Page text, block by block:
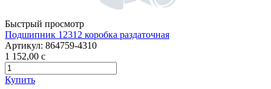
Быстрый просмотр
Подшипник 12312 коробка раздаточная
Артикул: 864759-4310
1 152,00 c
Купить